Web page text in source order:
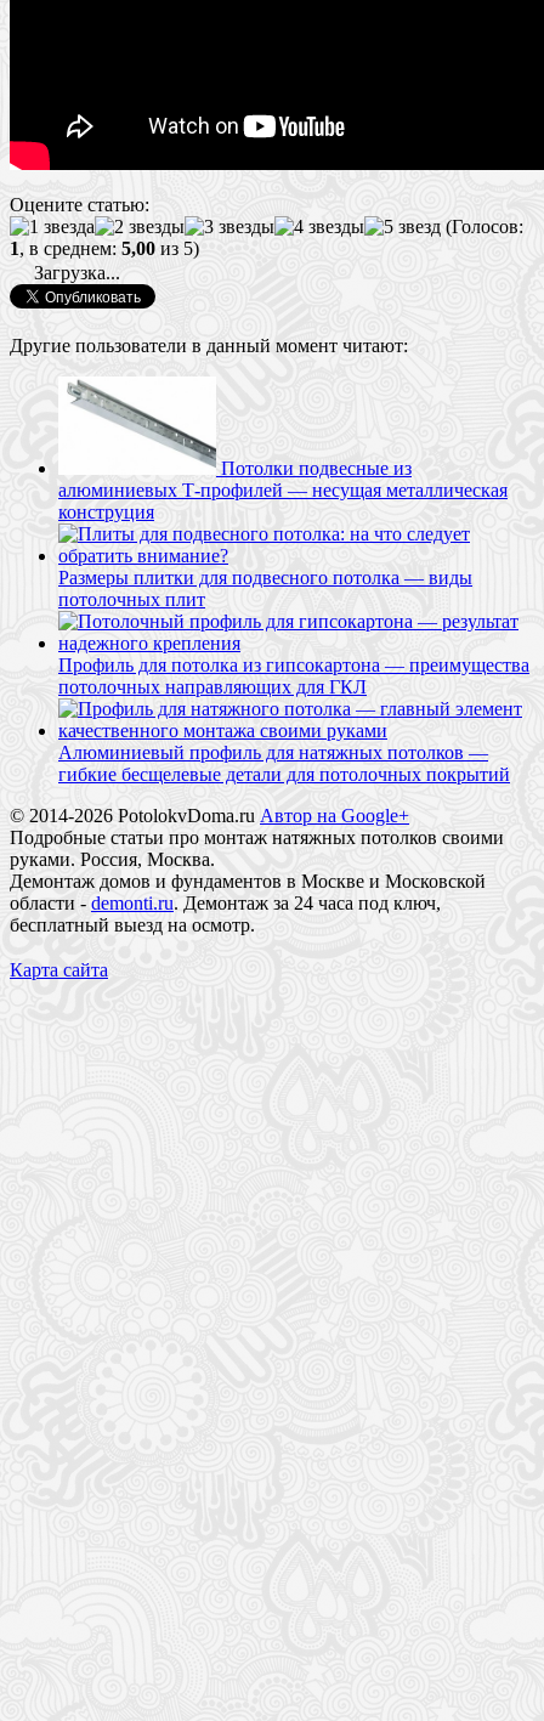
Оцените статью:
(Голосов:
1, в среднем: 5,00 из 5)
Загрузка...
Другие пользователи в данный момент читают:
Потолки подвесные из
алюминиевых Т-профилей — несущая металлическая
конструция
Размеры плитки для подвесного потолка — виды
потолочных плит
Профиль для потолка из гипсокартона — преимущества
потолочных направляющих для ГКЛ
Алюминиевый профиль для натяжных потолков —
гибкие бесщелевые детали для потолочных покрытий
© 2014-2026 PotolokvDoma.ru Автор на Google+
Подробные статьи про монтаж натяжных потолков своими
руками. Россия, Москва.
Демонтаж домов и фундаментов в Москве и Московской
области - demonti.ru. Демонтаж за 24 часа под ключ,
бесплатный выезд на осмотр.
Карта сайта